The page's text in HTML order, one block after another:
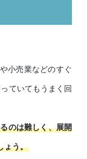
小売業などのすぐ
ていてもうまく回
のは難しく、展開
ょう。